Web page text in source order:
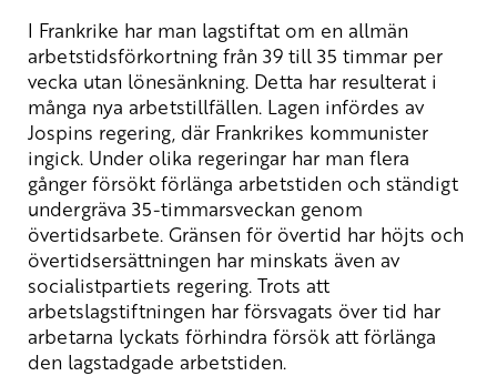
I Frankrike har man lagstiftat om en allmän
arbetstidsförkortning från 39 till 35 timmar per
vecka utan lönesänkning. Detta har resulterat i
många nya arbetstillfällen. Lagen infördes av
Jospins regering, där Frankrikes kommunister
ingick. Under olika regeringar har man flera
gånger försökt förlänga arbetstiden och ständigt
undergräva 35-timmarsveckan genom
övertidsarbete. Gränsen för övertid har höjts och
övertidsersättningen har minskats även av
socialistpartiets regering. Trots att
arbetslagstiftningen har försvagats över tid har
arbetarna lyckats förhindra försök att förlänga
den lagstadgade arbetstiden.